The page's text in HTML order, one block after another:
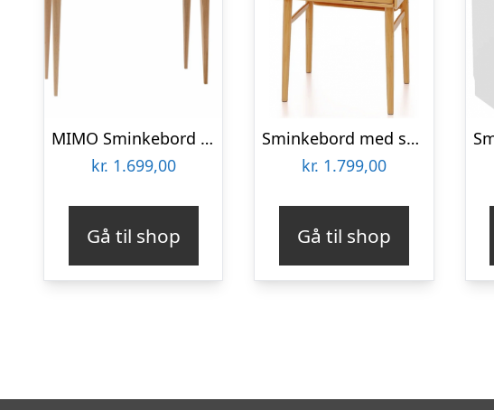
MIMO Sminkebord med spejl 85x35cm Antik pink
kr. 1.699,00
Gå til shop
Sminkebord med skuffer i bambus H122 x B60 cm – Natur
kr. 1.799,00
Gå til shop